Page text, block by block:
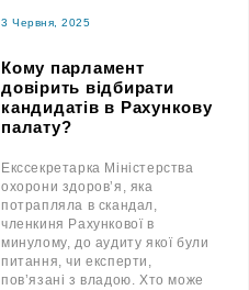
3 Червня, 2025
Кому парламент
довірить відбирати
кандидатів в Рахункову
палату?
Екссекретарка Міністерства
охорони здоровʼя, яка
потрапляла в скандал,
членкиня Рахункової в
минулому, до аудиту якої були
питання, чи експерти,
пов’язані з владою. Хто може